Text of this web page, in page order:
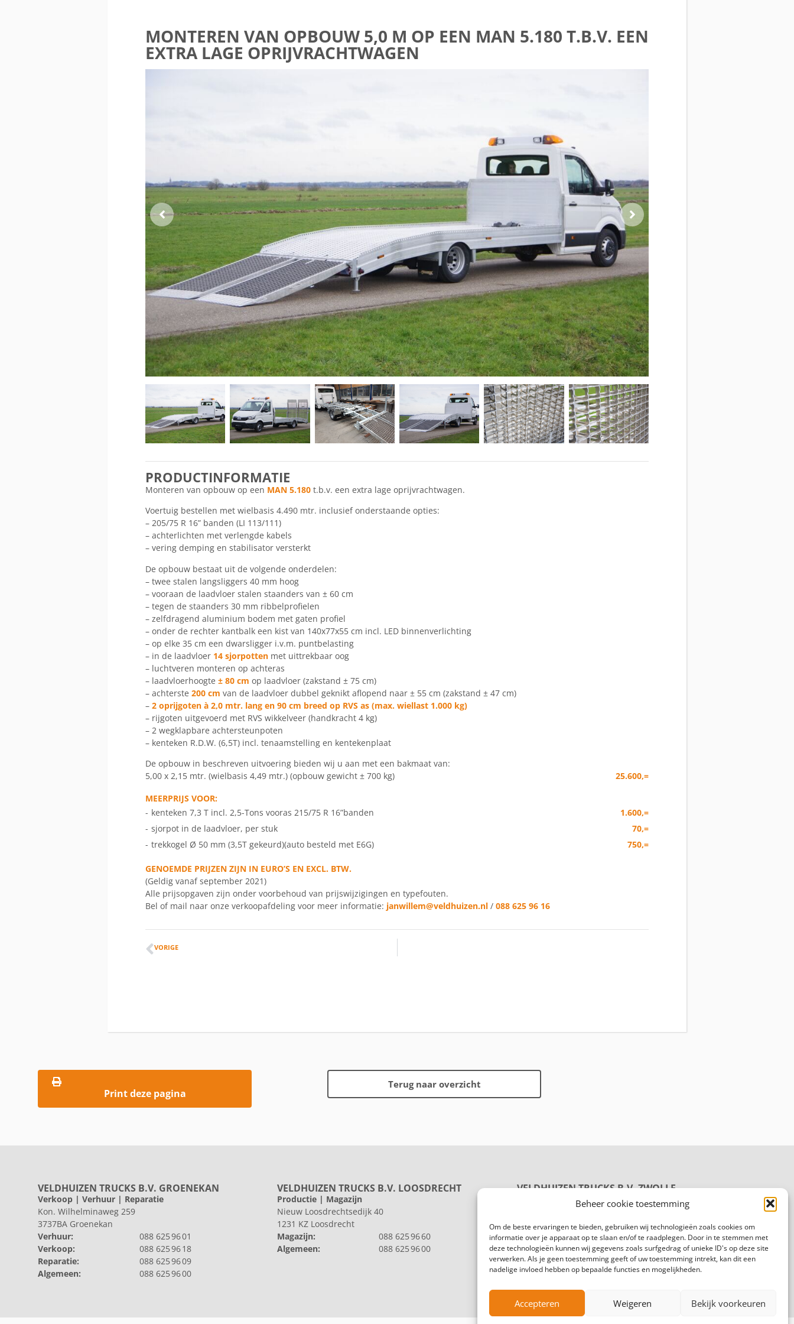
Beheer cookie toestemming
Om de beste ervaringen te bieden, gebruiken wij technologieën zoals cookies om
informatie over je apparaat op te slaan en/of te raadplegen. Door in te stemmen met
deze technologieën kunnen wij gegevens zoals surfgedrag of unieke ID's op deze site
verwerken. Als je geen toestemming geeft of uw toestemming intrekt, kan dit een
nadelige invloed hebben op bepaalde functies en mogelijkheden.
Accepteren Weigeren Bekijk voorkeuren
MONTEREN VAN OPBOUW 5,0 M OP EEN MAN 5.180 T.B.V. EEN
EXTRA LAGE OPRIJVRACHTWAGEN
PRODUCTINFORMATIE
Monteren van opbouw op een MAN 5.180 t.b.v. een extra lage oprijvrachtwagen.
Voertuig bestellen met wielbasis 4.490 mtr. inclusief onderstaande opties:
– 205/75 R 16” banden (LI 113/111)
– achterlichten met verlengde kabels
– vering demping en stabilisator versterkt
De opbouw bestaat uit de volgende onderdelen:
– twee stalen langsliggers 40 mm hoog
– vooraan de laadvloer stalen staanders van ± 60 cm
– tegen de staanders 30 mm ribbelprofielen
– zelfdragend aluminium bodem met gaten profiel
– onder de rechter kantbalk een kist van 140x77x55 cm incl. LED binnenverlichting
– op elke 35 cm een dwarsligger i.v.m. puntbelasting
– in de laadvloer 14 sjorpotten met uittrekbaar oog
– luchtveren monteren op achteras
– laadvloerhoogte ± 80 cm op laadvloer (zakstand ± 75 cm)
– achterste 200 cm van de laadvloer dubbel geknikt aflopend naar ± 55 cm (zakstand ± 47 cm)
– 2 oprijgoten à 2,0 mtr. lang en 90 cm breed op RVS as (max. wiellast 1.000 kg)
– rijgoten uitgevoerd met RVS wikkelveer (handkracht 4 kg)
– 2 wegklapbare achtersteunpoten
– kenteken R.D.W. (6,5T) incl. tenaamstelling en kentekenplaat
De opbouw in beschreven uitvoering bieden wij u aan met een bakmaat van:
5,00 x 2,15 mtr. (wielbasis 4,49 mtr.) (opbouw gewicht ± 700 kg)
25.600,=
MEERPRIJS VOOR:
- kenteken 7,3 T incl. 2,5-Tons vooras 215/75 R 16”banden
1.600,=
- sjorpot in de laadvloer, per stuk
70,=
- trekkogel Ø 50 mm (3,5T gekeurd)(auto besteld met E6G) 750,=
GENOEMDE PRIJZEN ZIJN IN EURO’S EN EXCL. BTW.
(Geldig vanaf september 2021)
Alle prijsopgaven zijn onder voorbehoud van prijswijzigingen en typefouten.
Bel of mail naar onze verkoopafdeling voor meer informatie: janwillem@veldhuizen.nl / 088 625 96 16
VORIGE
Print deze pagina
Terug naar overzicht
VELDHUIZEN TRUCKS B.V. GROENEKAN
Verkoop | Verhuur | Reparatie
Kon. Wilhelminaweg 259
3737BA Groenekan
Verhuur:
088 625 96 01
Verkoop:
088 625 96 18
Reparatie:
088 625 96 09
Algemeen:
088 625 96 00
VELDHUIZEN TRUCKS B.V. LOOSDRECHT
Productie | Magazijn
Nieuw Loosdrechtsedijk 40
1231 KZ Loosdrecht
Magazijn:
088 625 96 60
Algemeen:
088 625 96 00
VELDHUIZEN TRUCKS B.V. ZWOLLE
8028 PL Zwolle
Algemeen:
088 625 96 00